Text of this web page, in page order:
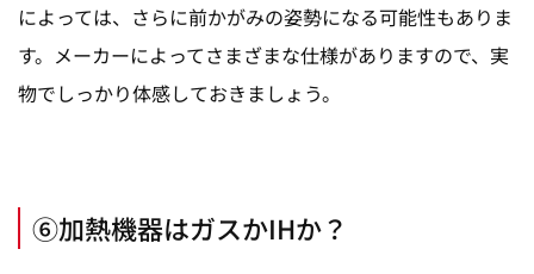
によっては、さらに前かがみの姿勢になる可能性もありま
す。メーカーによってさまざまな仕様がありますので、実
物でしっかり体感しておきましょう。
⑥加熱機器はガスかIHか？